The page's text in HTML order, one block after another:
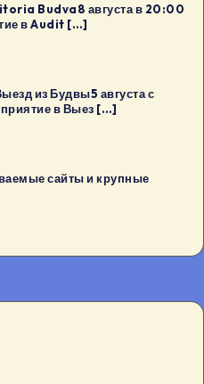
Budva8 августа в 20:00
в Audit […]
из Будвы5 августа с
в Выез […]
сайты и крупные